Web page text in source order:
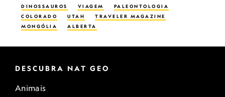
DINOSSAUROS VIAGEM
PALEONTOLOGIA
COLORADO
UTAH
TRAVELER MAGAZINE
MONGÓLIA
ALBERTA
DESCUBRA NAT GEO
Animais